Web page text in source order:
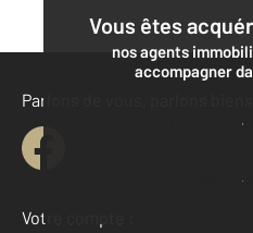
Vous êtes
nos agents
accompagner
Demander
Parlons de vous, parlons biens
Votre compte :